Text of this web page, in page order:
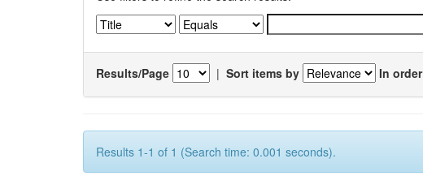
Results/Page | Sort items by In order
Results 1-1 of 1 (Search time: 0.001 seconds).